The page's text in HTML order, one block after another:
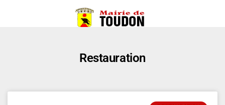
Restauration